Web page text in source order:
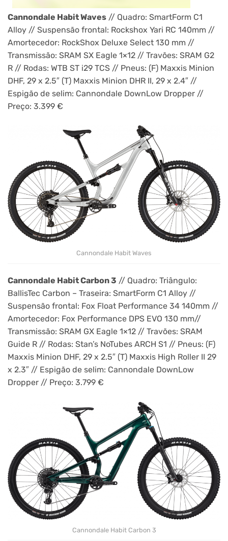
Cannondale Habit Waves // Quadro: SmartForm C1
Alloy // Suspensão frontal: Rockshox Yari RC 140mm //
Amortecedor: RockShox Deluxe Select 130 mm //
Transmissão: SRAM SX Eagle 1×12 // Travões: SRAM G2
R // Rodas: WTB ST i29 TCS // Pneus: (F) Maxxis Minion
DHF, 29 x 2.5″ (T) Maxxis Minion DHR II, 29 x 2.4″ //
Espigão de selim: Cannondale DownLow Dropper //
Preço: 3.399 €
Cannondale Habit Waves
Cannondale Habit Carbon 3 // Quadro: Triângulo:
BallisTec Carbon – Traseira: SmartForm C1 Alloy //
Suspensão frontal: Fox Float Performance 34 140mm //
Amortecedor: Fox Performance DPS EVO 130 mm//
Transmissão: SRAM GX Eagle 1×12 // Travões: SRAM
Guide R // Rodas: Stan’s NoTubes ARCH S1 // Pneus: (F)
Maxxis Minion DHF, 29 x 2.5″ (T) Maxxis High Roller II 29
x 2.3″ // Espigão de selim: Cannondale DownLow
Dropper // Preço: 3.799 €
Cannondale Habit Carbon 3